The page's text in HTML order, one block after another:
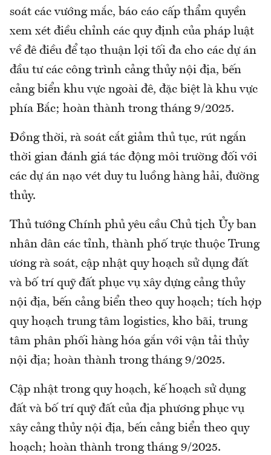
soát các vướng mắc, báo cáo cấp thẩm quyền
xem xét điều chỉnh các quy định của pháp luật
về đê điều để tạo thuận lợi tối đa cho các dự án
đầu tư các công trình cảng thủy nội địa, bến
cảng biển khu vực ngoài đê, đặc biệt là khu vực
phía Bắc; hoàn thành trong tháng 9/2025.
Đồng thời, rà soát cắt giảm thủ tục, rút ngắn
thời gian đánh giá tác động môi trường đối với
các dự án nạo vét duy tu luồng hàng hải, đường
thủy.
Thủ tướng Chính phủ yêu cầu Chủ tịch Ủy ban
nhân dân các tỉnh, thành phố trực thuộc Trung
ương rà soát, cập nhật quy hoạch sử dụng đất
và bố trí quỹ đất phục vụ xây dựng cảng thủy
nội địa, bến cảng biển theo quy hoạch; tích hợp
quy hoạch trung tâm logistics, kho bãi, trung
tâm phân phối hàng hóa gắn với vận tải thủy
nội địa; hoàn thành trong tháng 9/2025.
Cập nhật trong quy hoạch, kế hoạch sử dụng
đất và bố trí quỹ đất của địa phương phục vụ
xây cảng thủy nội địa, bến cảng biển theo quy
hoạch; hoàn thành trong tháng 9/2025.